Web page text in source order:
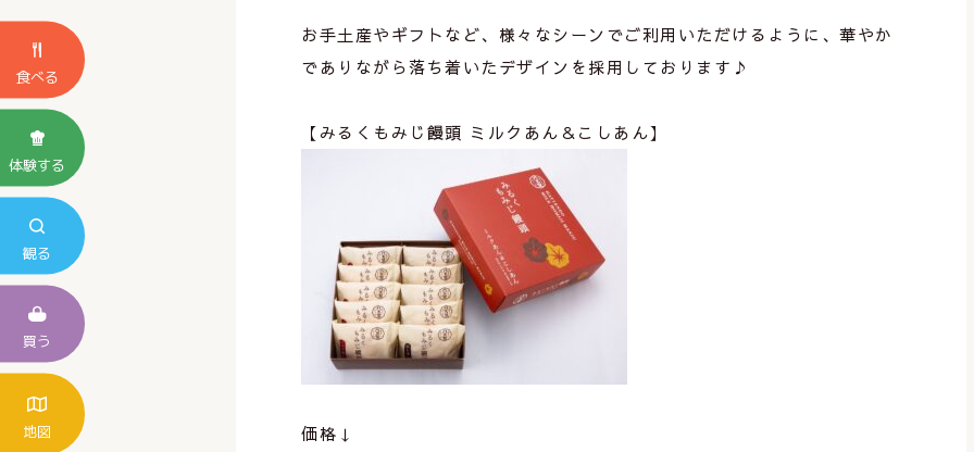
食べる
体験する
観る
買う
地図
お手土産やギフトなど、様々なシーンでご利用いただけるように、華やか
でありながら落ち着いたデザインを採用しております♪
【みるくもみじ饅頭 ミルクあん＆こしあん】
価格↓